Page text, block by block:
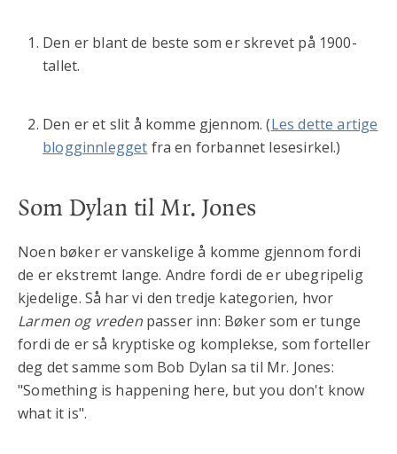
Den er blant de beste som er skrevet på 1900-
tallet.
Den er et slit å komme gjennom. (Les dette artige
blogginnlegget fra en forbannet lesesirkel.)
Som Dylan til Mr. Jones
Noen bøker er vanskelige å komme gjennom fordi
de er ekstremt lange. Andre fordi de er ubegripelig
kjedelige. Så har vi den tredje kategorien, hvor
Larmen og vredenpasser inn: Bøker som er tunge
fordi de er så kryptiske og komplekse, som forteller
deg det samme som Bob Dylan sa til Mr. Jones:
"Something is happening here, but you don't know
what it is".